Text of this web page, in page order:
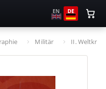
EN DE
Militär II. Weltkrieg